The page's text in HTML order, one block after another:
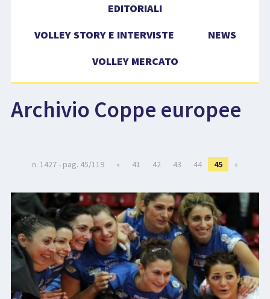
VOLLEY MERCATO
COMPETIZIONI
EVENTI
EDITORIALI
VOLLEY STORY E INTERVISTE
NEWS
VOLLEY MERCATO
Archivio Coppe europee
n. 1427 - pag. 45/119 « 41 42 43 44 45 »